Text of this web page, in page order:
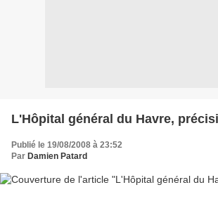
L'Hôpital général du Havre,
Publié le 19/08/2008 à 23:52
Par Damien Patard